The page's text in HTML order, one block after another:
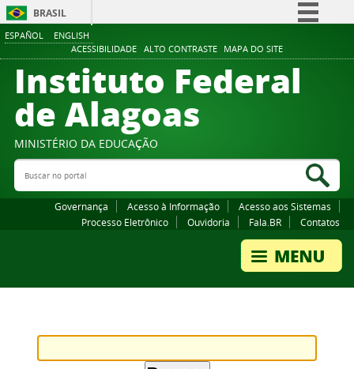
ESPAÑOL ENGLISH
ACESSIBILIDADE ALTO CONTRASTE MAPA DO SITE
BRASIL
Comunica BR
Participe
Canais
Instituto Federal
de Alagoas
MINISTÉRIO DA EDUCAÇÃO
Buscar no portal
Governança Acesso à Informação
Acesso aos Sistemas
Processo Eletrônico
Ouvidoria Fala.BR Contatos